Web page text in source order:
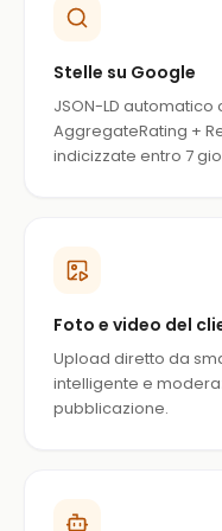
Stelle su Google
JSON-LD
AggregateRating +
indicizzate entro 7
Foto e video del
Upload diretto da
intelligente e
pubblicazione.